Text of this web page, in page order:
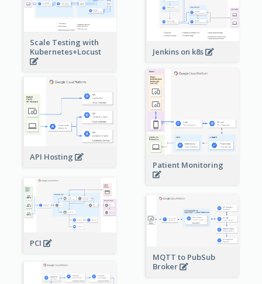
Jenkins on k8s
Scale Testing with
Kubernetes+Locust
Patient Monitoring
API Hosting
PCI
MQTT to PubSub
Broker